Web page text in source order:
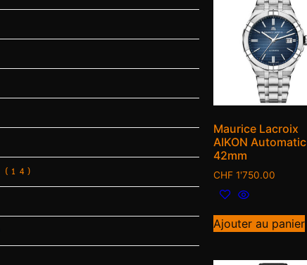
(14)
Maurice Lacroix
AIKON Automatic
42mm
CHF 1'750.00
Ajouter au panier